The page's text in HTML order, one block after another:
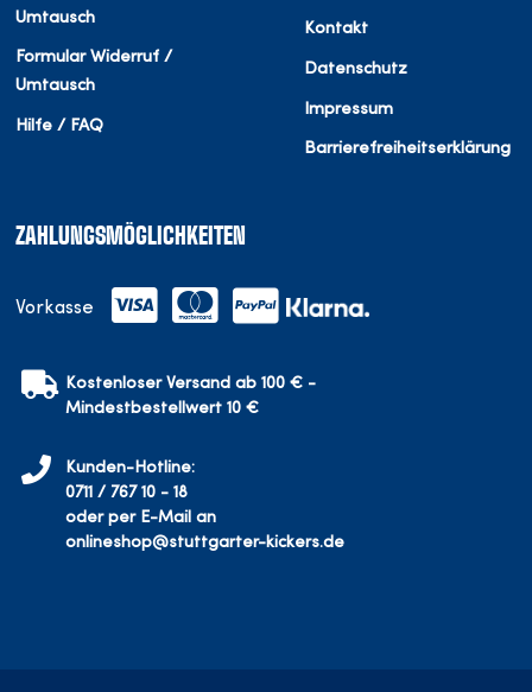
Umtausch
Formular Widerruf /
Umtausch
Hilfe / FAQ
Kontakt
Datenschutz
Impressum
Barrierefreiheitserklärung
ZAHLUNGSMÖGLICHKEITEN
Vorkasse
Kostenloser Versand ab 100 € -
Mindestbestellwert 10 €
Kunden-Hotline:
0711 / 767 10 - 18
oder per E-Mail an
onlineshop@stuttgarter-kickers.de